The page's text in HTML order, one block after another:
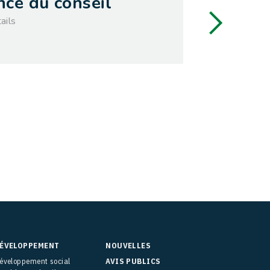
09
social
NOUVELLES
AVIS PUBLICS